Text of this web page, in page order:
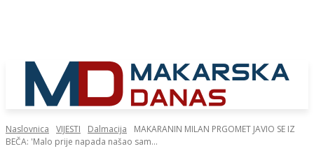
Naslovnica VIJESTI Dalmacija
MAKARANIN MILAN PRGOMET JAVIO SE IZ
BEČA: 'Malo prije napada našao sam...